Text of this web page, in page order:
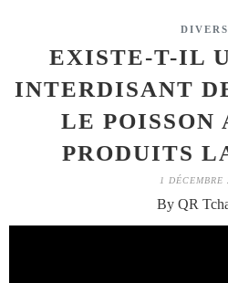
DIVERS
EXISTE-T-IL
INTERDISANT
LE POISSON
PRODUITS
1 DÉCEMBRE
By QR